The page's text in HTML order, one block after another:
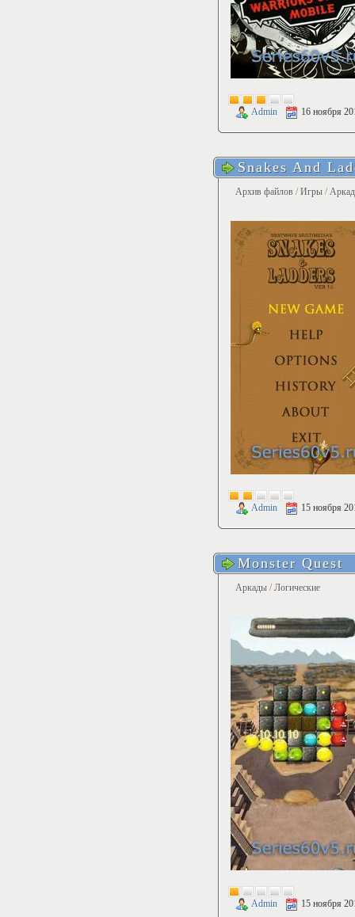
Admin 16 ноября
Snakes And
Архив файлов /Игры /
Admin 15 ноября
Monster Quest
Аркады /Логические
Admin 15 ноября